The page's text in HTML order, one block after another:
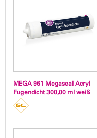
MEGA 961 Megaseal Acryl
Fugendicht 300,00 ml weiß